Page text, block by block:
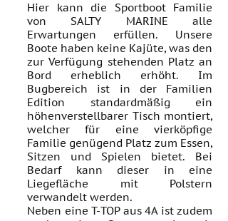
Hier kann die Sportboot Familie
von SALTY MARINE alle
Erwartungen erfüllen. Unsere
Boote haben keine Kajüte, was den
zur Verfügung stehenden Platz an
Bord erheblich erhöht. Im
Bugbereich ist in der Familien
Edition standardmäßig ein
höhenverstellbarer Tisch montiert,
welcher für eine vierköpfige
Familie genügend Platz zum Essen,
Sitzen und Spielen bietet. Bei
Bedarf kann dieser in eine
Liegefläche mit Polstern
verwandelt werden.
Neben eine T-TOP aus 4A ist zudem